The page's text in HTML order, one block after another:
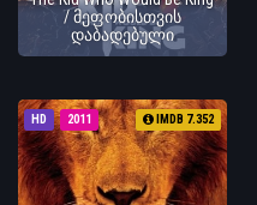
/ მეფობისთვის
დაბადებული
HD 2011 IMDB 7.352